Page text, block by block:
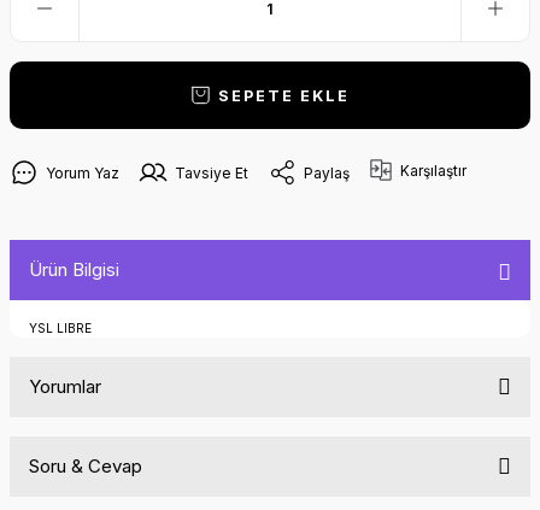
SEPETE EKLE
Yorum Yaz Tavsiye Et Paylaş Karşılaştır
Ürün Bilgisi
YSL LIBRE
Yorumlar
Soru & Cevap